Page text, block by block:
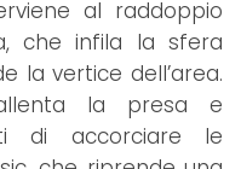
al raddoppio
che infila la sfera
la vertice dell’area.
allenta la presa e
di accorciare le